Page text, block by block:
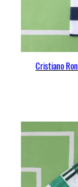
Cristiano